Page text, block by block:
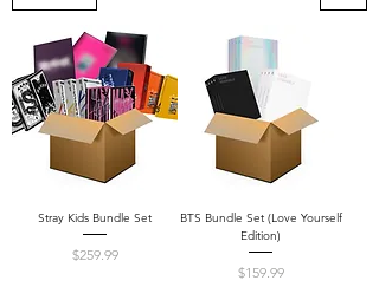
Stray Kids Bundle Set
価格
$259.99
BTS Bundle Set (Love Yourself
Edition)
価格
$159.99